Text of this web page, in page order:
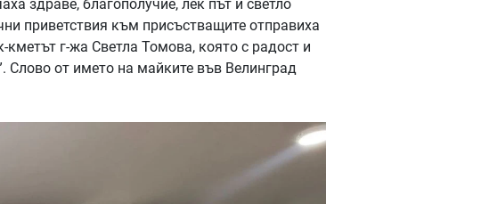
здраве, благополучие, лек път и светло
приветствия към присъстващите отправиха
г-жа Светла Томова, която с радост и
Слово от името на майките във Велинград